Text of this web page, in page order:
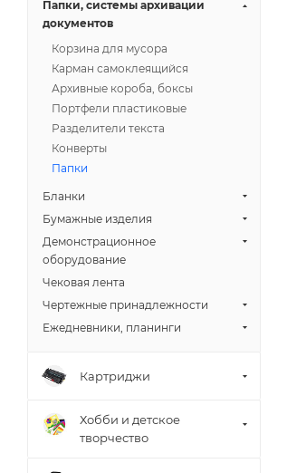
Папки, системы архивации
документов
Корзина для мусора
Карман самоклеящийся
Архивные короба, боксы
Портфели пластиковые
Разделители текста
Конверты
Папки
Бланки
Бумажные изделия
Демонстрационное
оборудование
Чековая лента
Чертежные принадлежности
Ежедневники, планинги
Картриджи
Хобби и детское
творчество